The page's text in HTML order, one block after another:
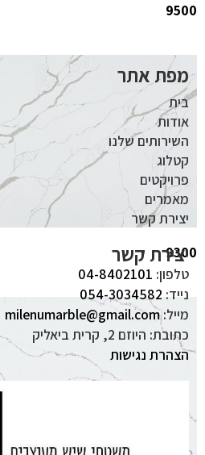
9500
9300
מפת אתר
בית
אודות
השירותים שלנו
קטלוג
פרויקטים
מאמרים
יצירת קשר
יצירת קשר
טלפון: 04-8402101
נייד: 054-3034582
מייל:milenumarble@gmail.com
כתובת: היוזם 2, קרית ביאליק
הצהרת נגישות